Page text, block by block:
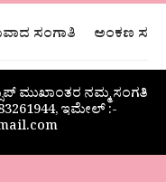
ಸಂಗಾತಿ ಅಂಕಣ
ಮುಖಾಂತರ ನಮ್ಮ ಸಂಗತಿ
ಇಮೇಲ್ :-